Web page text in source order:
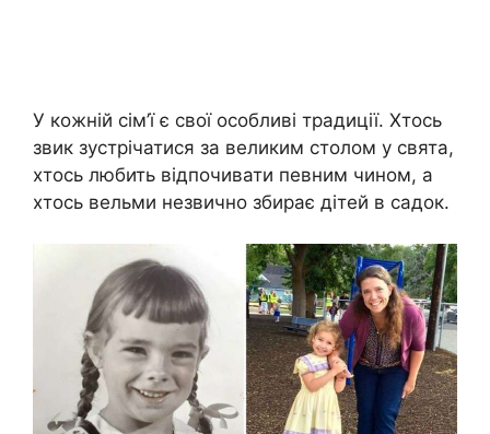
У кожній сім’ї є свої особливі традиції. Хтось
звик зустрічатися за великим столом у свята,
хтось любить відпочивати певним чином, а
хтось вельми незвично збирає дітей в садок.